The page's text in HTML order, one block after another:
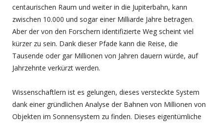
centaurischen Raum und weiter in die Jupiterbahn, kann
zwischen 10.000 und sogar einer Milliarde Jahre betragen.
Aber der von den Forschern identifizierte Weg scheint viel
kürzer zu sein. Dank dieser Pfade kann die Reise, die
Tausende oder gar Millionen von Jahren dauern würde, auf
Jahrzehnte verkürzt werden.
Wissenschaftlern ist es gelungen, dieses versteckte System
dank einer gründlichen Analyse der Bahnen von Millionen von
Objekten im Sonnensystem zu finden. Dieses eigentümliche